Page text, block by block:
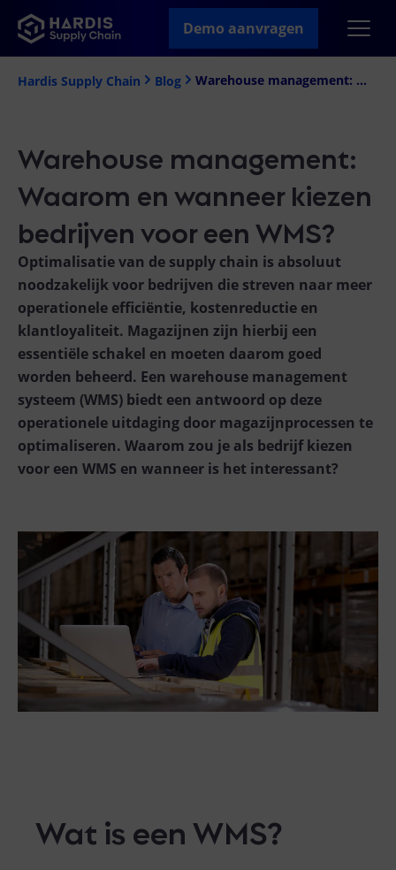
Demo aanvragen
Hardis Supply Chain Blog Warehouse management: Waarom en wanneer kiezen bedrijven voor een WMS?
Warehouse management:
Waarom en wanneer kiezen
bedrijven voor een WMS?
Optimalisatie van de supply chain is absoluut
noodzakelijk voor bedrijven die streven naar meer
operationele efficiëntie, kostenreductie en
klantloyaliteit. Magazijnen zijn hierbij een
essentiële schakel en moeten daarom goed
worden beheerd. Een warehouse management
systeem (WMS) biedt een antwoord op deze
operationele uitdaging door magazijnprocessen te
optimaliseren. Waarom zou je als bedrijf kiezen
voor een WMS en wanneer is het interessant?
Wat is een WMS?